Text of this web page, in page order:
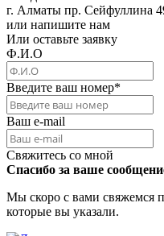
г. Алматы пр. Сейфуллина
или напишите нам
Или оставьте заявку
Ф.И.О
Введите ваш номер*
Ваш e-mail
Свяжитесь со мной
Спасибо за ваше
Мы скоро с вами свяжемся
которые вы указали.